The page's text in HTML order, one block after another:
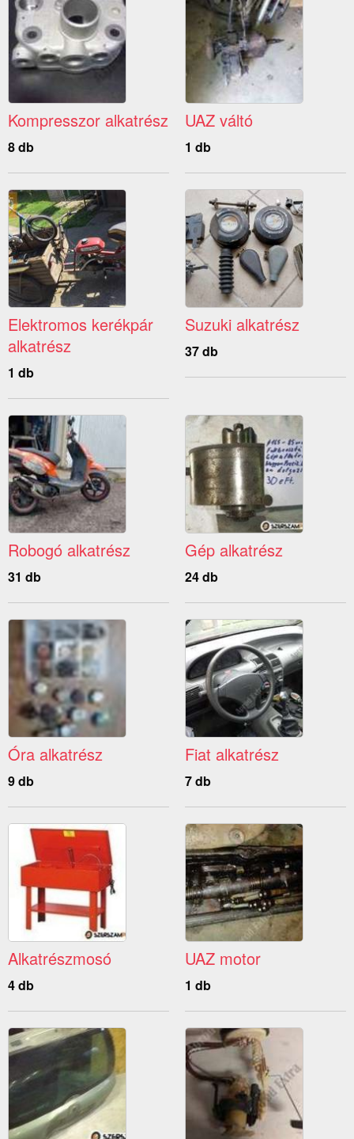
Kompresszor alkatrész
8 db
UAZ váltó
1 db
Elektromos kerékpár
alkatrész
1 db
Suzuki alkatrész
37 db
Robogó alkatrész
31 db
Gép alkatrész
24 db
Óra alkatrész
9 db
Fiat alkatrész
7 db
Alkatrészmosó
4 db
UAZ motor
1 db